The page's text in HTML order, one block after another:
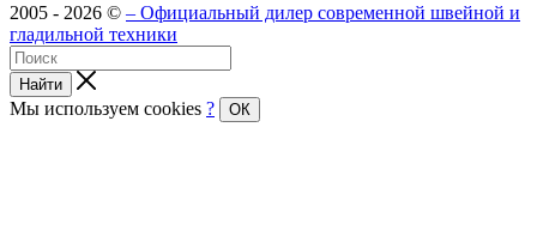
2005 - 2026 © – Официальный дилер современной швейной и
гладильной техники
Найти
Мы используем cookies ? ОК